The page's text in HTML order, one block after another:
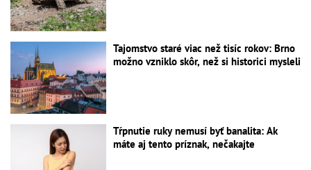
Tajomstvo staré viac než tisíc rokov: Brno
možno vzniklo skôr, než si historici mysleli
Tŕpnutie ruky nemusí byť banalita: Ak
máte aj tento príznak, nečakajte